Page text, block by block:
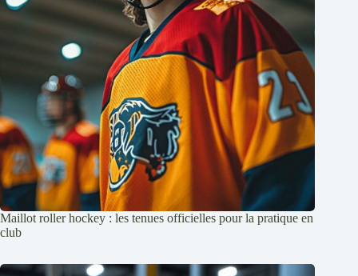
Maillot roller hockey : les tenues officielles pour la pratique en
club